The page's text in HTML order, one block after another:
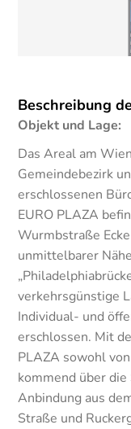
Beschreibung
Objekt und Lage:
Das Areal am
Gemeindebezirk
erschlossenen
EURO PLAZA
Wurmbstraße
unmittelbarer
verkehrsgünstige
Individual- und
erschlossen. Mit
PLAZA sowohl
kommend über
Anbindung aus
Straße und